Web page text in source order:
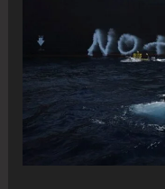
otro
apagón